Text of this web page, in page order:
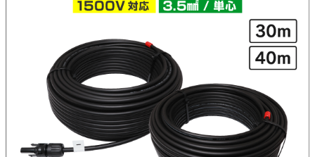
光ファイバー・融着接続機関連
LANケーブル・コネクタ・関連資材/機器
ネットワーク機器
エアコン・換気扇・空調資材
太陽光発電ケーブル・コネクタ・関連資
材/機器
電源ケーブル／コネクタ／分電盤／ブレ
ーカ
電気配管工事
照明設置工事
太陽光発電工事
ホテル・病院向け